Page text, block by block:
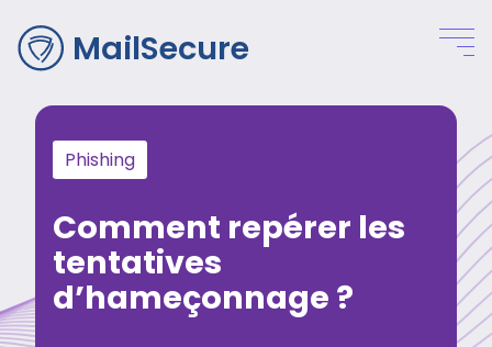
MailSecure
Phishing
Comment repérer les
tentatives
d’hameçonnage ?